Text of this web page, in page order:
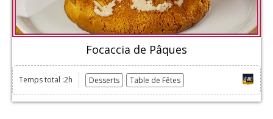
Focaccia de Pâques
Temps total :2h Desserts Table de Fêtes